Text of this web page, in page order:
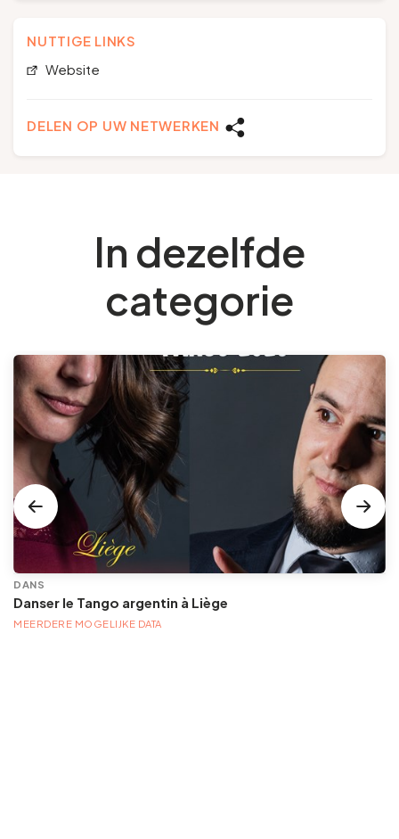
NUTTIGE LINKS
Website
DELEN OP UW NETWERKEN
In dezelfde
categorie
DANS
Danser le Tango argentin à Liège
MEERDERE MOGELIJKE DATA